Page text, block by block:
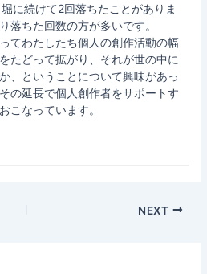
に続けて2回落ちたことがありま
落ちた回数の方が多いです。
てわたしたち個人の創作活動の幅
たどって拡がり、それが世の中に
、ということについて興味があっ
の延長で個人創作者をサポートす
こなっています。
NEXT